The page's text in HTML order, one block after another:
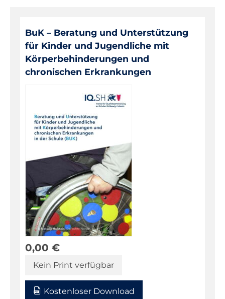
Fortbildungen
Informationen für Eltern
Inklusion, Sonderpädagogik
Pädagogik, Prävention
Unterrichts-, Personal-, Schulentwicklung
Kontakt
Fachportal
BuK – Beratung und Unterstützung
für Kinder und Jugendliche mit
Körperbehinderungen und
chronischen Erkrankungen
0,00 €
Kein Print verfügbar
Kostenloser Download